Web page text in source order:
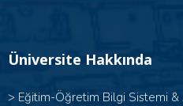
Üniversite Hakkında
> Eğitim-Öğretim Bilgi Sistemi &